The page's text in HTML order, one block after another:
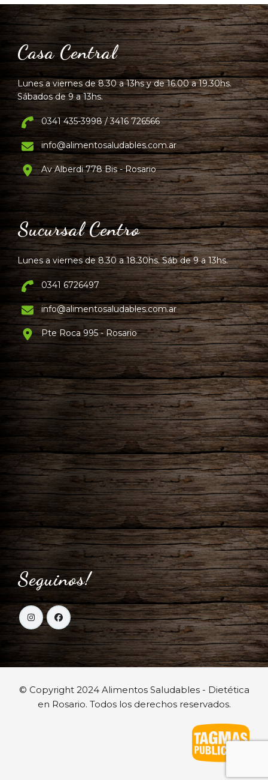
Casa Central
Lunes a viernes de 8.30 a 13hs y de 16.00 a 19.30hs.
Sábados de 9 a 13hs.
0341 435-3998 / 3416 726566
info@alimentosaludables.com.ar
Av Alberdi 778 Bis - Rosario
Sucursal Centro
Lunes a viernes de 8.30 a 18.30hs. Sáb de 9 a 13hs.
0341 6726497
info@alimentosaludables.com.ar
Pte Roca 995 - Rosario
Seguinos!
© Copyright 2024 Alimentos Saludables - Dietética
en Rosario. Todos los derechos reservados.